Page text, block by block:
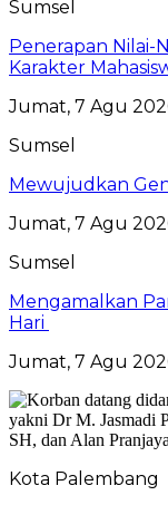
Sumsel
Penerapan Nilai-
Karakter
Jumat, 7 Agu
Sumsel
Mewujudkan
Jumat, 7 Agu
Sumsel
Mengamalkan
Hari
Jumat, 7 Agu
Kota Palembang